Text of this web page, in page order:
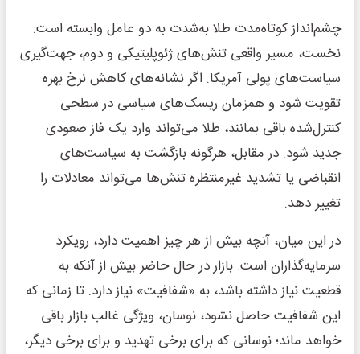
چشم‌انداز کوتاه‌مدت طلا به‌شدت به دو عامل وابسته است:
نخست، مسیر واقعی تنش‌های ژئوپلیتیکی و دوم، جهت‌گیری
سیاست‌های پولی آمریکا. اگر نشانه‌های کاهش نرخ بهره
تقویت شود و همزمان ریسک‌های سیاسی در سطحی
کنترل‌شده باقی بمانند، طلا می‌تواند وارد یک فاز صعودی
جدید شود. در مقابل، هرگونه بازگشت به سیاست‌های
انقباضی یا تشدید غیرمنتظره تنش‌ها می‌تواند معادلات را
تغییر دهد.
در این میان، آنچه بیش از هر چیز اهمیت دارد، رویکرد
سرمایه‌گذاران است. بازار در حال حاضر بیش از آنکه به
قطعیت نیاز داشته باشد، به «شفافیت» نیاز دارد. تا زمانی که
این شفافیت حاصل نشود، نوسان، ویژگی غالب بازار باقی
خواهد ماند؛ نوسانی که برای برخی تهدید و برای برخی دیگر،